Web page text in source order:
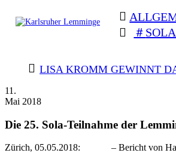
SOLA
LISA KROMM GEWINNT
11.
Mai 2018
Die 25. Sola-Teilnahme der
Zürich, 05.05.2018: – Bericht von